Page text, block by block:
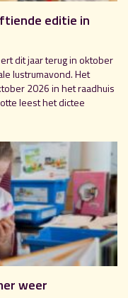
editie in
dit jaar terug in oktober
lustrumavond. Het
2026 in het raadhuis
leest het dictee
weer